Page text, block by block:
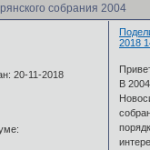
собрания 2004
2018
: 20-11-2018
В